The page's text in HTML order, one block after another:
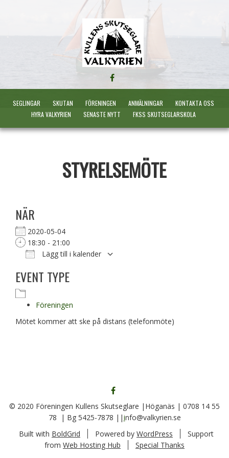
FÖLJ
OSS
PÅ
FACEBOOK
SEGLINGAR SKUTAN FÖRENINGEN ANMÄLNINGAR
KONTAKTA OSS
HYRA VALKYRIEN
SENASTE NYTT FKSS SKUTSEGLARSKOLA
STYRELSEMÖTE
NÄR
2020-05-04
18:30 - 21:00
Lägg till i kalender
EVENT TYPE
Föreningen
Mötet kommer att ske på distans (telefonmöte)
FÖLJ
PÅ
FACEBOOK
© 2020 Föreningen Kullens Skutseglare |Höganäs | 0708 14 55
78 | Bg 5425-7878 ||info@valkyrien.se
Built with BoldGrid Powered by WordPress
Support
from Web Hosting Hub Special Thanks